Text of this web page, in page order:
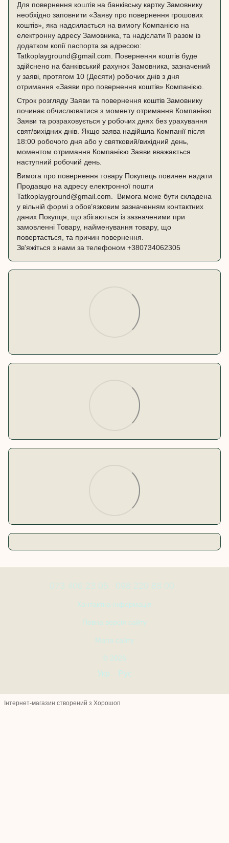
Для повернення коштів на банківську картку Замовнику
необхідно заповнити «Заяву про повернення грошових
коштів», яка надсилається на вимогу Компанією на
електронну адресу Замовника, та надіслати її разом із
додатком копії паспорта за адресою:
Tatkoplayground@gmail.com. Повернення коштів буде
здійснено на банківський рахунок Замовника, зазначений
у заяві, протягом 10 (Десяти) робочих днів з дня
отримання «Заяви про повернення коштів» Компанією.
Строк розгляду Заяви та повернення коштів Замовнику
починає обчислюватися з моменту отримання Компанією
Заяви та розраховується у робочих днях без урахування
свят/вихідних днів. Якщо заява надійшла Компанії після
18:00 робочого дня або у святковий/вихідний день,
моментом отримання Компанією Заяви вважається
наступний робочий день.
Вимога про повернення товару Покупець повинен надати
Продавцю на адресу електронної пошти
Tatkoplayground@gmail.com. Вимога може бути складена
у вільній формі з обов’язковим зазначенням контактних
даних Покупця, що збігаються із зазначеними при
замовленні Товару, найменування товару, що
повертається, та причин повернення.
Зв'яжіться з нами за телефоном +380734062305
073 406 23 05 098 220 88 00
Контактна інформація
Повна версія сайту
Мапа сайту
© 2026
Укр Рус
Інтернет-магазин створений з Хорошоп